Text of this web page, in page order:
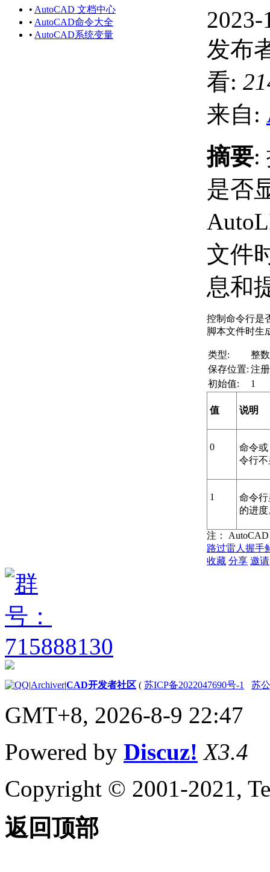
• AutoCAD 文档中心
• AutoCAD命令大全
• AutoCAD系统变量
2023-
发布
看:
来自:
摘要:
是否
文件
息和
控制命令行是
脚本文件时生
类型:
整数
保存位置: 注
初始值:
1
值 说明
0
命令或
令行
1
命令行
的进
注：
路过雷人 握手
收藏 分享 邀请
|Archiver|CAD开发者社区 ( 苏ICP备2022047690号-1 苏
GMT+8, 2026-8-9 22:47
Powered by Discuz! X3.4
Copyright © 2001-2021,
返回顶部